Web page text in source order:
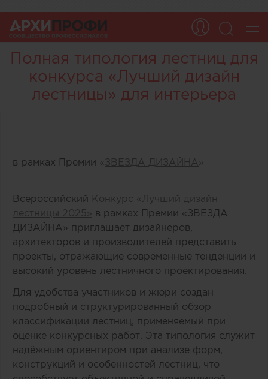
Полная типология лестниц для
конкурса «Лучший дизайн
лестницы» для интерьера
в рамках Премии « ЗВЕЗДА ДИЗАЙНА »
Всероссийский Конкурс «Лучший дизайн
лестницы 2025» в рамках Премии «ЗВЕЗДА
ДИЗАЙНА» приглашает дизайнеров,
архитекторов и производителей представить
проекты, отражающие современные тенденции и
высокий уровень лестничного проектирования.
Для удобства участников и жюри создан
подробный и структурированный обзор
классификации лестниц, применяемый при
оценке конкурсных работ. Эта типология служит
надёжным ориентиром при анализе форм,
конструкций и особенностей лестниц, что